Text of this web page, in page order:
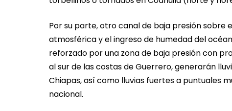
Por su parte, otro canal de baja presión
atmosférica y el ingreso de humedad del
reforzado por una zona de baja presión con
al sur de las costas de Guerrero, generarán
Chiapas, así como lluvias fuertes a puntuales
nacional.